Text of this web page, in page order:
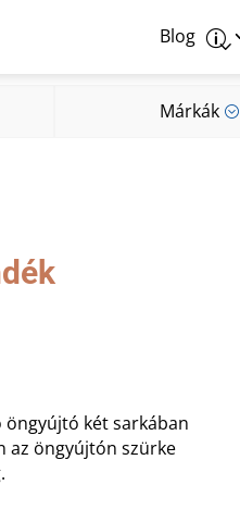
Blog p
Márkák ;
Márkák;
két sarkában
az öngyújtón szürke